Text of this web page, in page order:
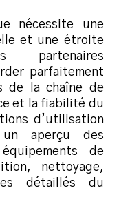
nécessite une
et une étroite
partenaires
parfaitement
de la chaîne de
et la fiabilité du
d’utilisation
un aperçu des
de
nettoyage,
détaillés du